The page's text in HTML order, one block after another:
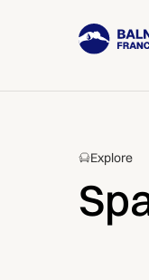
Explore